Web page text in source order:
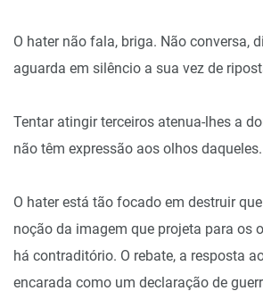
O hater não fala, briga. Não conversa,
aguarda em silêncio a sua vez de
Tentar atingir terceiros atenua-lhes a
não têm expressão aos olhos daqueles.
O hater está tão focado em destruir
noção da imagem que projeta para os
há contraditório. O rebate, a resposta
encarada como um declaração de